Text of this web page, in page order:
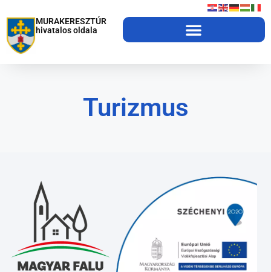
MURAKERESZTÚR
hivatalos oldala
Turizmus